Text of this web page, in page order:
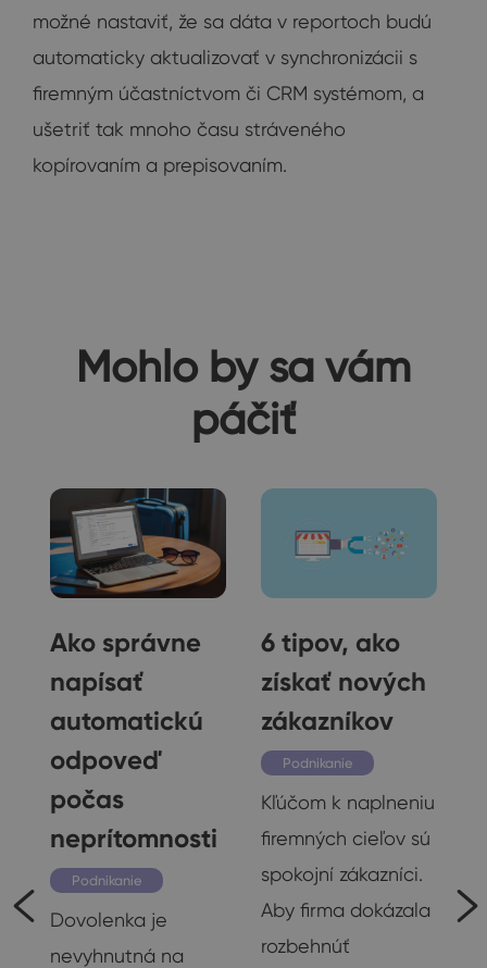
možné nastaviť, že sa dáta v reportoch budú
automaticky aktualizovať v synchronizácii s
firemným účastníctvom či CRM systémom, a
ušetriť tak mnoho času stráveného
kopírovaním a prepisovaním.
Mohlo by sa vám
páčiť
Ako správne
napísať
automatickú
odpoveď
počas
neprítomnosti
Podnikanie
Dovolenka je
nevyhnutná na
6 tipov, ako
získať nových
zákazníkov
Podnikanie
Kľúčom k naplneniu
firemných cieľov sú
spokojní zákazníci.
Aby firma dokázala
rozbehnúť